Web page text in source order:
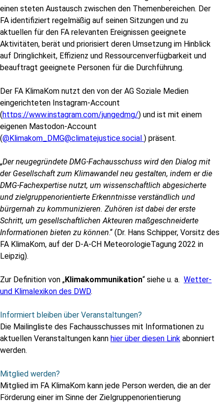
einen steten Austausch zwischen den Themenbereichen. Der
FA identifiziert regelmäßig auf seinen Sitzungen und zu
aktuellen für den FA relevanten Ereignissen geeignete
Aktivitäten, berät und priorisiert deren Umsetzung im Hinblick
auf Dringlichkeit, Effizienz und Ressourcenverfügbarkeit und
beauftragt geeignete Personen für die Durchführung.
Der FA KlimaKom nutzt den von der AG Soziale Medien
eingerichteten Instagram-Account
(https://www.instagram.com/jungedmg/) und ist mit einem
eigenen Mastodon-Account
(@Klimakom_DMG@climatejustice.social ) präsent.
„Der neugegründete DMG-Fachausschuss wird den Dialog mit
der Gesellschaft zum Klimawandel neu gestalten, indem er die
DMG-Fachexpertise nutzt, um wissenschaftlich abgesicherte
und zielgruppenorientierte Erkenntnisse verständlich und
bürgernah zu kommunizieren. Zuhören ist dabei der erste
Schritt, um gesellschaftlichen Akteuren maßgeschneiderte
Informationen bieten zu können.“ (Dr. Hans Schipper, Vorsitz des
FA KlimaKom, auf der D-A-CH MeteorologieTagung 2022 in
Leipzig).
Zur Definition von „Klimakommunikation“ siehe u. a. Wetter-
und Klimalexikon des DWD.
Informiert bleiben über Veranstaltungen?
Die Mailingliste des Fachausschusses mit Informationen zu
aktuellen Veranstaltungen kann hier über diesen Link abonniert
werden.
Mitglied werden?
Mitglied im FA KlimaKom kann jede Person werden, die an der
Förderung einer im Sinne der Zielgruppenorientierung